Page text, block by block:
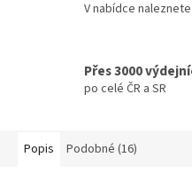
V nabídce
Přes 3000
po celé ČR a SR
Popis Podobné (16)